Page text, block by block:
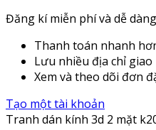
Đăng kí miễn phí và dễ
Thanh toán nhanh
Lưu nhiều địa chỉ giao
Xem và theo dõi đơn
Tạo một tài khoản
Tranh dán kính 3d 2 mặt